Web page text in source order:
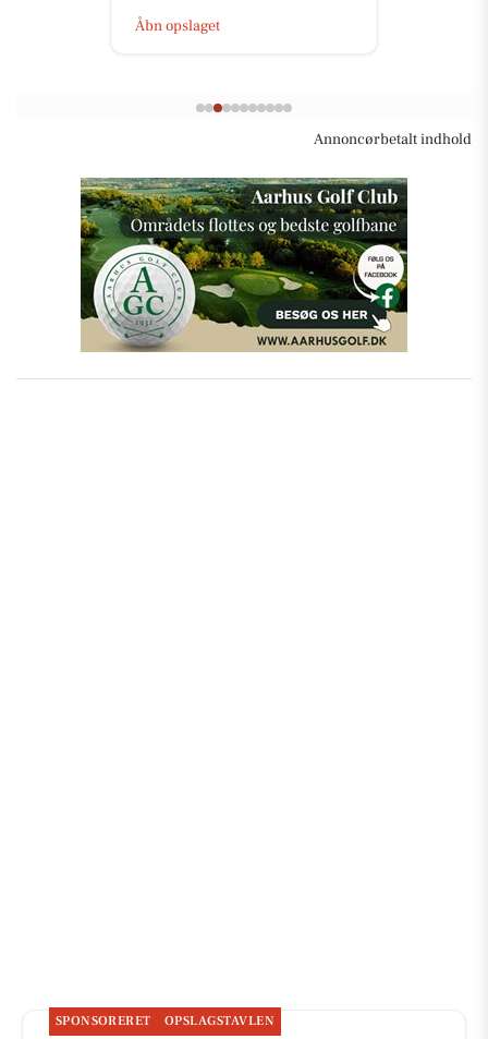
Åbn opslaget
Annoncørbetalt indhold
SPONSORERET OPSLAGSTAVLEN